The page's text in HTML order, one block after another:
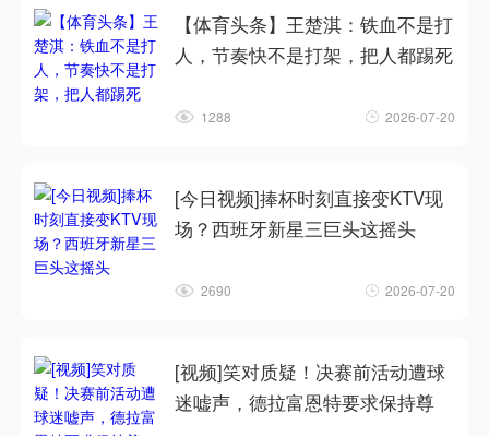
【体育头条】王楚淇：铁血不是打
人，节奏快不是打架，把人都踢死
1288 2026-07-20
[今日视频]捧杯时刻直接变KTV现
场？西班牙新星三巨头这摇头
2690 2026-07-20
[视频]笑对质疑！决赛前活动遭球
迷嘘声，德拉富恩特要求保持尊